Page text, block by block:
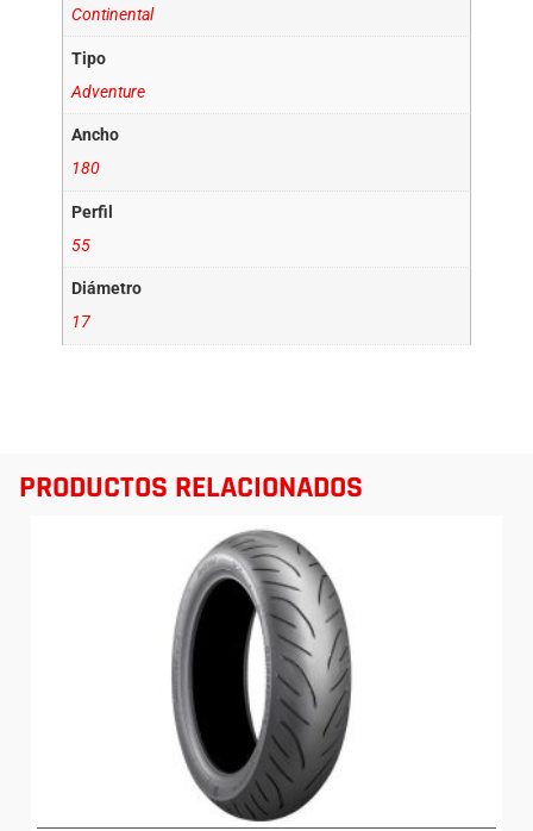
Continental
Tipo
Adventure
Ancho
180
Perfil
55
Diámetro
17
PRODUCTOS RELACIONADOS